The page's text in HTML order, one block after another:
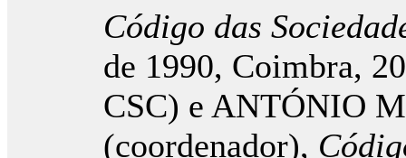
Código das
de 1990, Coimbra,
CSC) e ANTÓNIO
(coordenador),